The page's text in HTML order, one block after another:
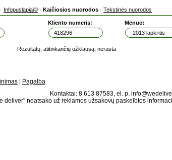
· Infopuslapiai© · Kaičiosios nuorodos · Tekstinės nuorodos
Kliento numeris: Mėnuo:
Rezultatų, atitinkančių užklausą, nerasta
|
Pagalba
Kontaktai: 8 613 87583, el. p.
deliver" neatsako už reklamos užsakovų paskelbtos